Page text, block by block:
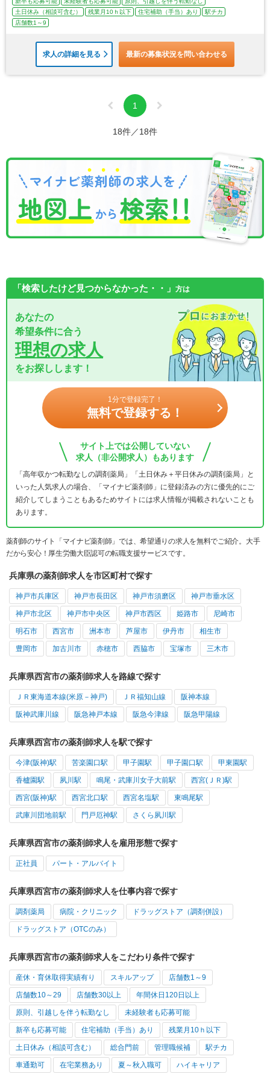
土日休み（相談可含む）
残業月10ｈ以下 住宅補助（手当）あり
駅チカ
店舗数1～9
求人の詳細を見る 最新の募集状況を問い合わせる
1
18件／18件
「検索したけど見つからなかった・・」 方は
あなたの
希望条件に合う
理想の求人
をお探しします！
1分で登録完了！
無料で登録する！
サイト上では公開していない
求人（非公開求人）もあります
「高年収かつ転勤なしの調剤薬局」「土日休み＋平日休みの調剤薬局」と
いった人気求人の場合、「マイナビ薬剤師」に登録済みの方に優先的にご
紹介してしまうこともあるためサイトには求人情報が掲載されないことも
あります。
薬剤師のサイト「マイナビ薬剤師」では、希望通りの求人を無料でご紹介。大手
だから安心！厚生労働大臣認可の転職支援サービスです。
兵庫県の薬剤師求人を市区町村で探す
神戸市兵庫区 神戸市長田区 神戸市須磨区 神戸市垂水区
神戸市北区 神戸市中央区 神戸市西区 姫路市 尼崎市
明石市 西宮市 洲本市 芦屋市 伊丹市 相生市
豊岡市 加古川市 赤穂市 西脇市 宝塚市 三木市
兵庫県西宮市の薬剤師求人を路線で探す
ＪＲ東海道本線(米原－神戸) ＪＲ福知山線 阪神本線
阪神武庫川線 阪急神戸本線 阪急今津線 阪急甲陽線
兵庫県西宮市の薬剤師求人を駅で探す
今津(阪神)駅 苦楽園口駅 甲子園駅 甲子園口駅 甲東園駅
香櫨園駅 夙川駅 鳴尾・武庫川女子大前駅 西宮(ＪＲ)駅
西宮(阪神)駅 西宮北口駅 西宮名塩駅 東鳴尾駅
武庫川団地前駅 門戸厄神駅 さくら夙川駅
兵庫県西宮市の薬剤師求人を雇用形態で探す
正社員 パート・アルバイト
兵庫県西宮市の薬剤師求人を仕事内容で探す
調剤薬局 病院・クリニック ドラッグストア（調剤併設）
ドラッグストア（OTCのみ）
兵庫県西宮市の薬剤師求人をこだわり条件で探す
産休・育休取得実績有り スキルアップ 店舗数1～9
店舗数10～29 店舗数30以上 年間休日120日以上
原則、引越しを伴う転勤なし 未経験者も応募可能
新卒も応募可能 住宅補助（手当）あり 残業月10ｈ以下
土日休み（相談可含む） 総合門前 管理職候補 駅チカ
車通勤可 在宅業務あり 夏～秋入職可 ハイキャリア